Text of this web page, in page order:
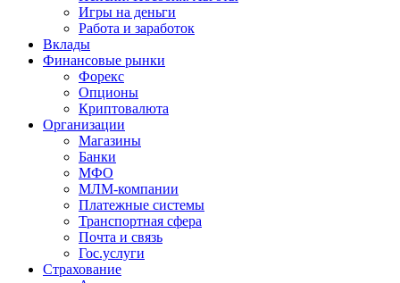
Игры на деньги
Работа и заработок
Вклады
Финансовые рынки
Форекс
Опционы
Криптовалюта
Организации
Магазины
Банки
МФО
МЛМ-компании
Платежные системы
Транспортная сфера
Почта и связь
Гос.услуги
Страхование